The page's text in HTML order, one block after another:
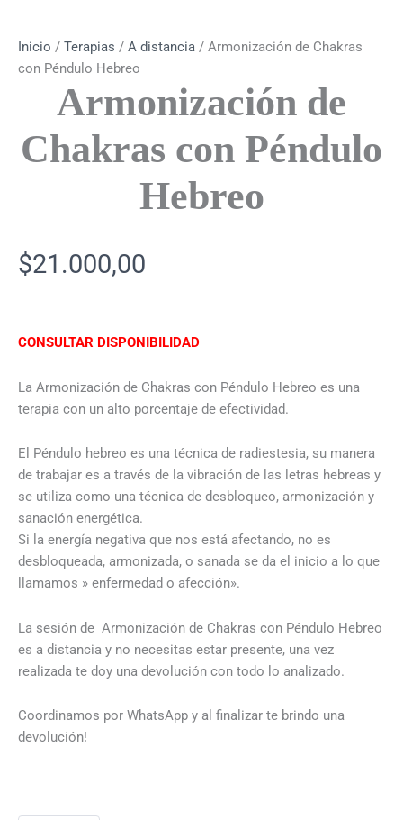
Inicio / Terapias / A distancia / Armonización de Chakras
con Péndulo Hebreo
Armonización de
Chakras con Péndulo
Hebreo
$21.000,00
CONSULTAR DISPONIBILIDAD
La Armonización de Chakras con Péndulo Hebreo es una
terapia con un alto porcentaje de efectividad.
El Péndulo hebreo es una técnica de radiestesia, su manera
de trabajar es a través de la vibración de las letras hebreas y
se utiliza como una técnica de desbloqueo, armonización y
sanación energética.
Si la energía negativa que nos está afectando, no es
desbloqueada, armonizada, o sanada se da el inicio a lo que
llamamos » enfermedad o afección».
La sesión de Armonización de Chakras con Péndulo Hebreo
es a distancia y no necesitas estar presente, una vez
realizada te doy una devolución con todo lo analizado.
Coordinamos por WhatsApp y al finalizar te brindo una
devolución!